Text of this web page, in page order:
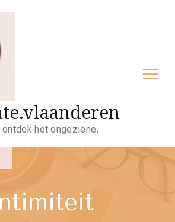
het ongeziene.